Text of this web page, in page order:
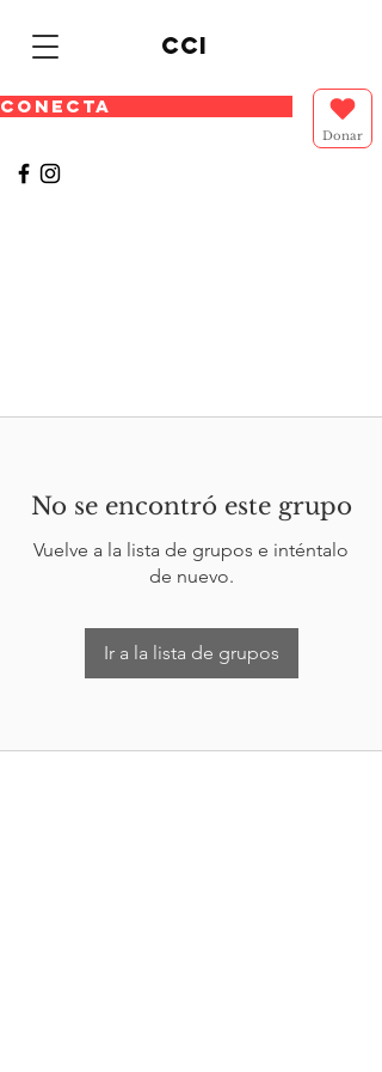
cci
CONECTA
Donar
No se encontró este grupo
Vuelve a la lista de grupos e inténtalo
de nuevo.
Ir a la lista de grupos